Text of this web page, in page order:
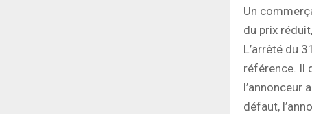
Un
du prix
L’arrêté du
référence. Il
l’annonceur
défaut,